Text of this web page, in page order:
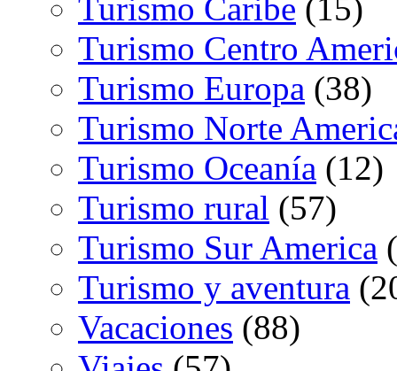
Turismo Caribe (15)
Turismo Centro
Turismo Europa (38)
Turismo Norte
Turismo Oceanía (12)
Turismo rural (57)
Turismo Sur America
Turismo y aventura
Vacaciones (88)